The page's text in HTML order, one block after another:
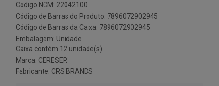
Código NCM: 22042100
Código de Barras do Produto: 7896072902945
Código de Barras da Caixa: 7896072902945
Embalagem: Unidade
Caixa contém 12 unidade(s)
Marca: CERESER
Fabricante: CRS BRANDS